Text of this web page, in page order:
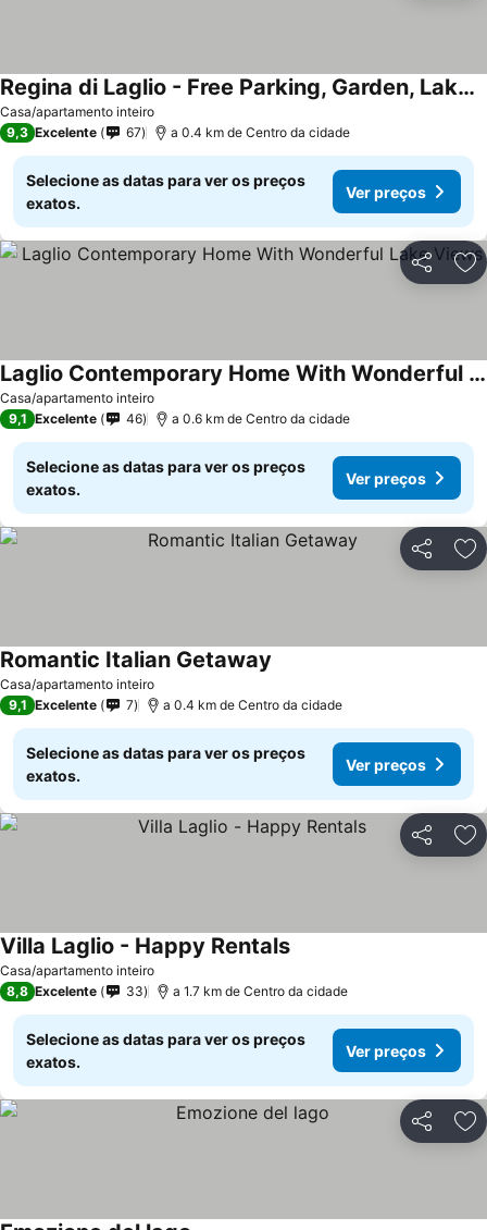
Casa/apartamento inteiro
Regina di Laglio - Free Parking, Garden, Lake View
Ver preços
9,3 Excelente 67 a 0.4 km de Centro da cidade
Selecione as datas para ver os preços
exatos.
Ver preços
Partilhar
Casa/apartamento inteiro
Laglio Contemporary Home With Wonderful Lake Views
Ver preços
9,1 Excelente 46 a 0.6 km de Centro da cidade
Selecione as datas para ver os preços
exatos.
Ver preços
Partilhar
Casa/apartamento inteiro
Romantic Italian Getaway
9,1 Excelente 7 a 0.4 km de Centro da cidade
Selecione as datas para ver os preços
exatos.
Ver preços
Partilhar
Casa/apartamento inteiro
Villa Laglio - Happy RentalsVer preços
8,8 Excelente 33 a 1.7 km de Centro da cidade
Selecione as datas para ver os preços
exatos.
Ver preços
Partilhar